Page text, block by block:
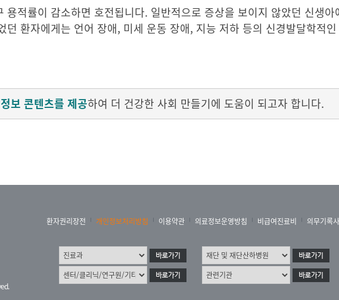
용적률이 감소하면 호전됩니다. 일반적으로 증상을 보이지 않았던 신생
던 환자에게는 언어 장애, 미세 운동 장애, 지능 저하 등의 신경발달학적
보 콘텐츠를 제공하여 더 건강한 사회 만들기에 도움이 되고자 합니다.
환자권리장전 개인정보처리방침 이용약관 의료정보운영방침 비급여진료비 의무기록